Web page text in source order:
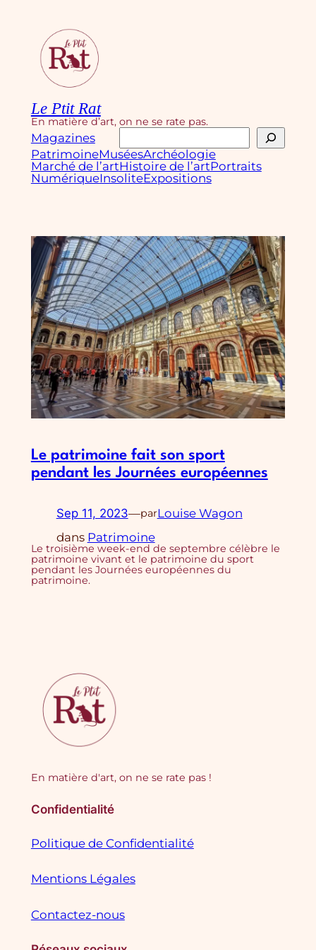
contenu
Le Ptit Rat
En matière d’art, on ne se rate pas.
Magazines
Rechercher
PatrimoineMuséesArchéologie
Marché de l’artHistoire de l’artPortraits
NumériqueInsoliteExpositions
Le patrimoine fait son sport
pendant les Journées européennes
Sep 11, 2023—parLouise Wagon
dans Patrimoine
Le troisième week-end de septembre célèbre le
patrimoine vivant et le patrimoine du sport
pendant les Journées européennes du
patrimoine.
En matière d'art, on ne se rate pas !
Confidentialité
Politique de Confidentialité
Mentions Légales
Contactez-nous